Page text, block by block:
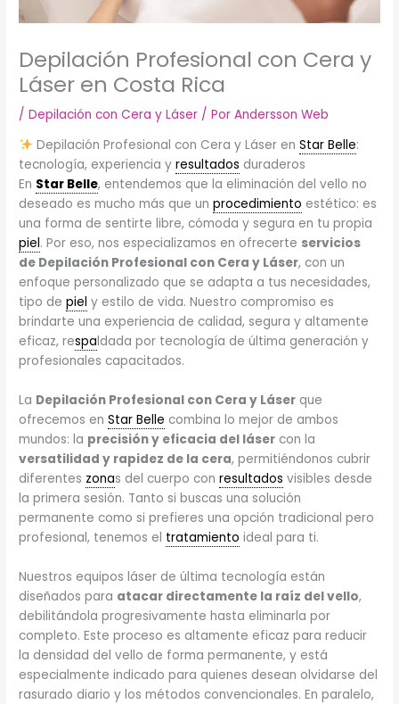
Depilación Profesional con Cera y
Láser en Costa Rica
/Depilación con Cera y Láser / PorAndersson Web
Depilación Profesional con Cera y Láser en Star Belle:
tecnología, experiencia yresultados duraderos
En Star Belle, entendemos que la eliminación del vello no
deseado es mucho más que unprocedimiento estético: es
una forma de sentirte libre, cómoda y segura en tu propia
piel. Por eso, nos especializamos en ofrecerte servicios
de Depilación Profesional con Cera y Láser, con un
enfoque personalizado que se adapta a tus necesidades,
tipo depiel y estilo de vida. Nuestro compromiso es
brindarte una experiencia de calidad, segura y altamente
eficaz, respaldada por tecnología de última generación y
profesionales capacitados.
La Depilación Profesional con Cera y Láser que
ofrecemos enStar Belle combina lo mejor de ambos
mundos: la precisión y eficacia del láser con la
versatilidad y rapidez de la cera, permitiéndonos cubrir
diferentes zonas del cuerpo conresultados visibles desde
la primera sesión. Tanto si buscas una solución
permanente como si prefieres una opción tradicional pero
profesional, tenemos el tratamiento ideal para ti.
Nuestros equipos láser de última tecnología están
diseñados para atacar directamente la raíz del vello,
debilitándola progresivamente hasta eliminarla por
completo. Este proceso es altamente eficaz para reducir
la densidad del vello de forma permanente, y está
especialmente indicado para quienes desean olvidarse del
rasurado diario y los métodos convencionales. En paralelo,